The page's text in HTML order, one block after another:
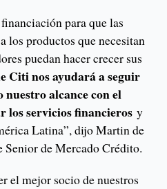
para que las
los productos que necesitan
puedan hacer crecer sus
Citi nos ayudará a seguir
nuestro alcance con el
los servicios financieros y
Latina”, dijo Martin de
Senior de Mercado Crédito.
el mejor socio de nuestros